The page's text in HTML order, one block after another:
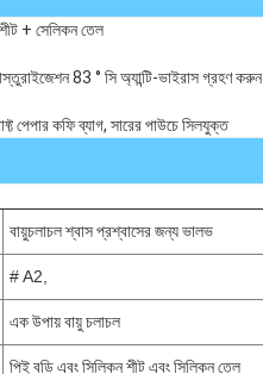
+ সেলিকন তেল
83 ° সি অ্যান্টি-ভাইরাস গ্রহণ করুন
পেপার কফি ব্যাগ, সারের পাউচে সিলযুক্ত
বায়ুচলাচল শ্বাস প্রশ্বাসের জন্য ভালভ
# A2,
এক উপায় বায়ু চলাচল
পিই বডি এবং সিলিকন শীট এবং সিলিকন তেল